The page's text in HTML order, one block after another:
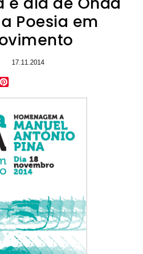
Poesia em
17.11.2014